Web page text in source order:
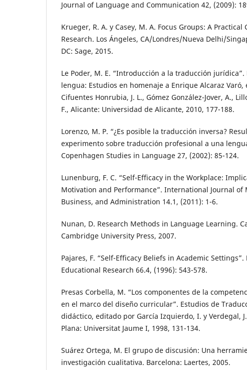
Journal of Language and Communication 42, (2009):
Krueger, R. A. y Casey, M. A. Focus Groups: A
Research. Los Ángeles, CA/Londres/Nueva Delhi/
DC: Sage, 2015.
Le Poder, M. E. “Introducción a la traducción jurídica”.
lengua: Estudios en homenaje a Enrique Alcaraz
Cifuentes Honrubia, J. L., Gómez González-Jover, A.,
F., Alicante: Universidad de Alicante, 2010, 177-188.
Lorenzo, M. P. “¿Es posible la traducción inversa?
experimento sobre traducción profesional a una
Copenhagen Studies in Language 27, (2002): 85-124.
Lunenburg, F. C. “Self-Efficacy in the Workplace:
Motivation and Performance”. International Journal of
Business, and Administration 14.1, (2011): 1-6.
Nunan, D. Research Methods in Language Learning.
Cambridge University Press, 2007.
Pajares, F. “Self-Efficacy Beliefs in Academic Settings”.
Educational Research 66.4, (1996): 543-578.
Presas Corbella, M. “Los componentes de la
en el marco del diseño curricular”. Estudios de
didáctico, editado por García Izquierdo, I. y Verdegal,
Plana: Universitat Jaume I, 1998, 131-134.
Suárez Ortega, M. El grupo de discusión: Una
investigación cualitativa. Barcelona: Laertes, 2005.